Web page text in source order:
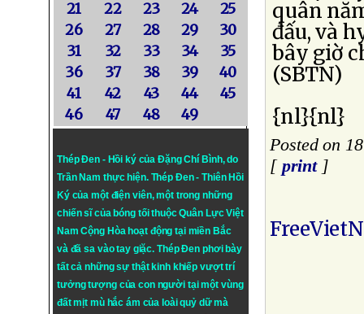
21
22 23 24
25
26
27 28 29
30
31
32 33 34
35
36
37 38 39
40
41
42 43 44
45
46
47 48 49
Thép Đen - Hồi ký của Đặng Chí Bình, do
Trần Nam thực hiện. Thép Đen- Thiên Hồi
Ký của một điện viên, một trong những
chiến sĩ của bóng tối thuộc Quân Lực Việt
Nam Cộng Hòa hoạt động tại miền Bắc
và đã sa vào tay giặc. Thép Đen phơi bày
tất cả những sự thật kinh khiếp vượt trí
tưởng tượng của con người tại một vùng
đất mịt mù hắc ám của loài quỷ dữ mà
quân
đấu, và
bây giờ
(SBTN)
{nl}{nl}
Posted on
[ print]